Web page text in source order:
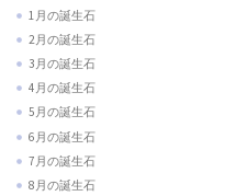
1月の誕生石
2月の誕生石
3月の誕生石
4月の誕生石
5月の誕生石
6月の誕生石
7月の誕生石
8月の誕生石